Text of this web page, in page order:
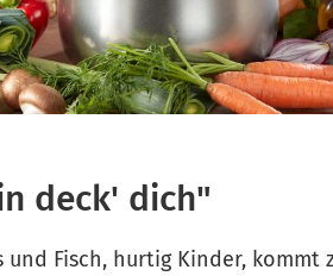
deck' dich"
und Fisch, hurtig Kinder, kommt